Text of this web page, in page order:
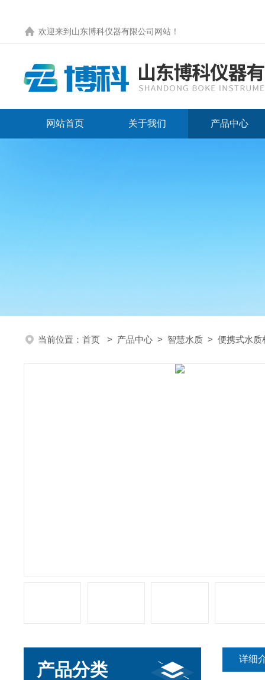
欢迎来到 山东博科仪器有限公司网站 ！
网站首页 关于我们 产品中心
当前位置： 首页 > 产品中心 > 智慧水质 > 便携式水质
产品分类
详细